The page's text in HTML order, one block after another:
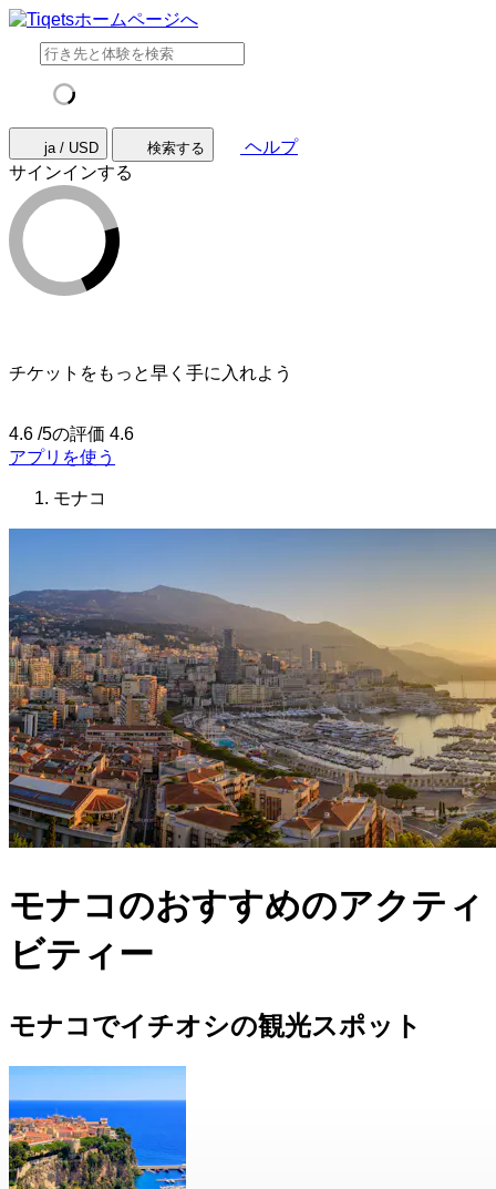
ja / USD 検索する
ヘルプ
サインインする
チケットをもっと早く手に入れよう
4.6 /5の評価 4.6
アプリを使う
モナコ
モナコのおすすめのアクティ
ビティー
モナコでイチオシの観光スポット